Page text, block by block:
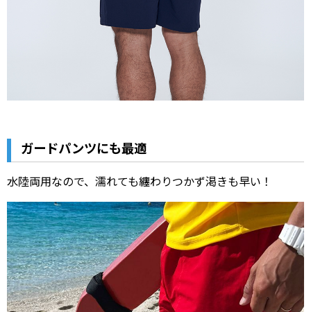
ガードパンツにも最適
水陸両用なので、濡れても纏わりつかず渇きも早い！